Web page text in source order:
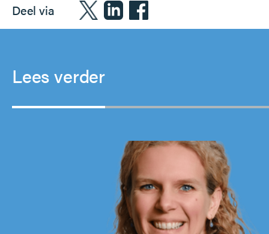
Deel via
Lees verder